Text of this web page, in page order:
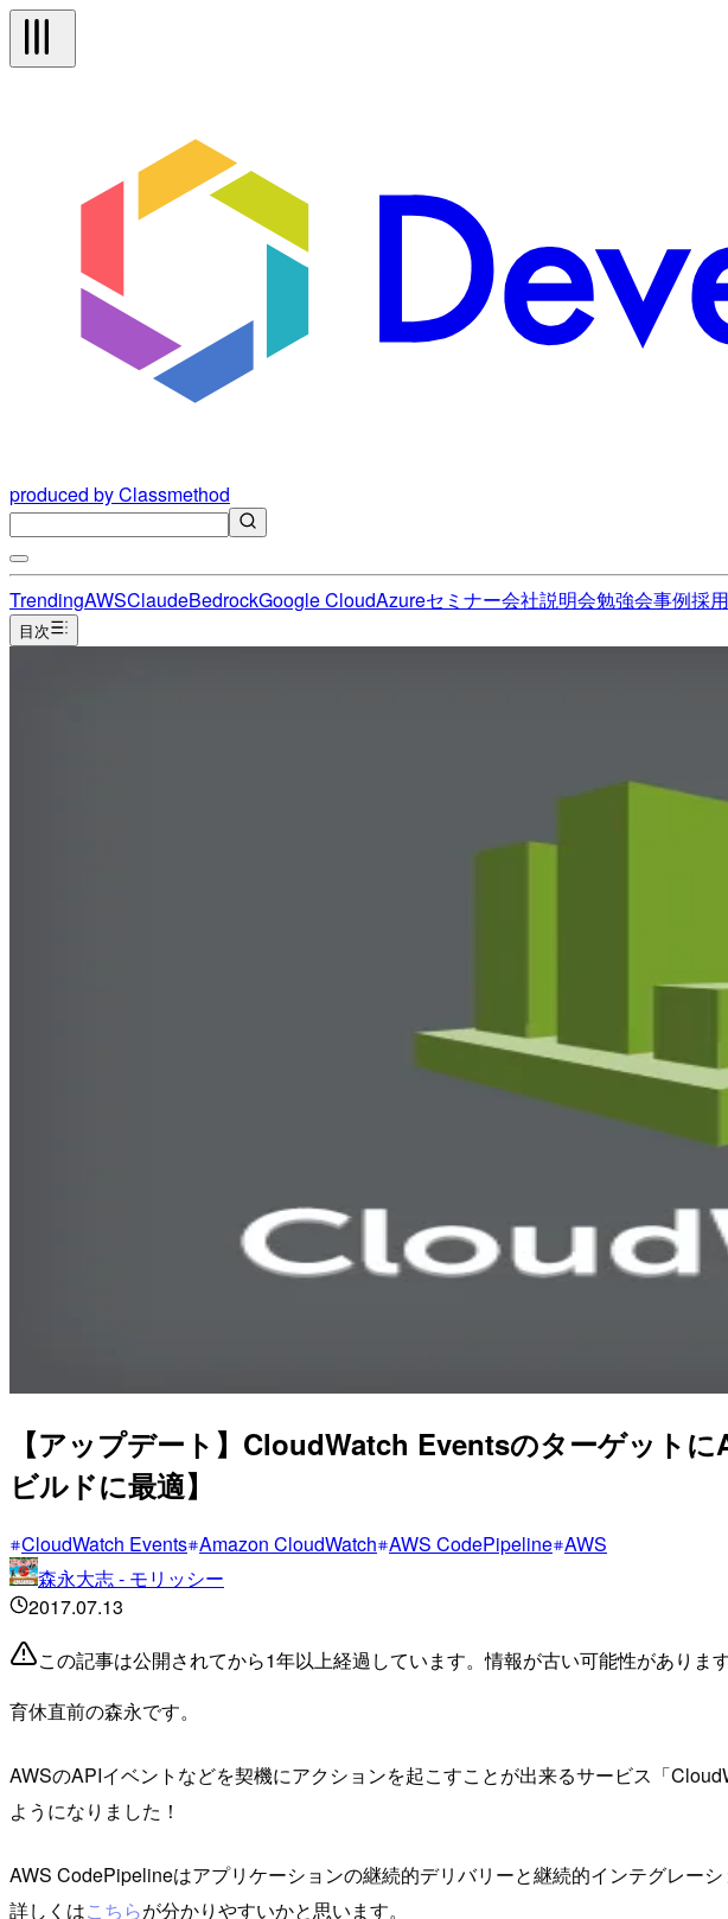
produced by Classmethod
TrendingAWSClaudeBedrockGoogle CloudAzureセミナー会社説明会勉強会事例採用
目次
【アップデート】CloudWatch Eventsのターゲット
ビルドに最適】
CloudWatch Events Amazon CloudWatch AWS CodePipeline AWS
森永大志 - モリッシー
2017.07.13
この記事は公開されてから1年以上経過しています。情報が古い可能性がありま
育休直前の森永です。
AWSのAPIイベントなどを契機にアクションを起こすことが出来るサービス「
ようになりました！
AWS CodePipelineはアプリケーションの継続的デリバリーと継続的インテグレーシ
詳しくはこちらが分かりやすいかと思います。